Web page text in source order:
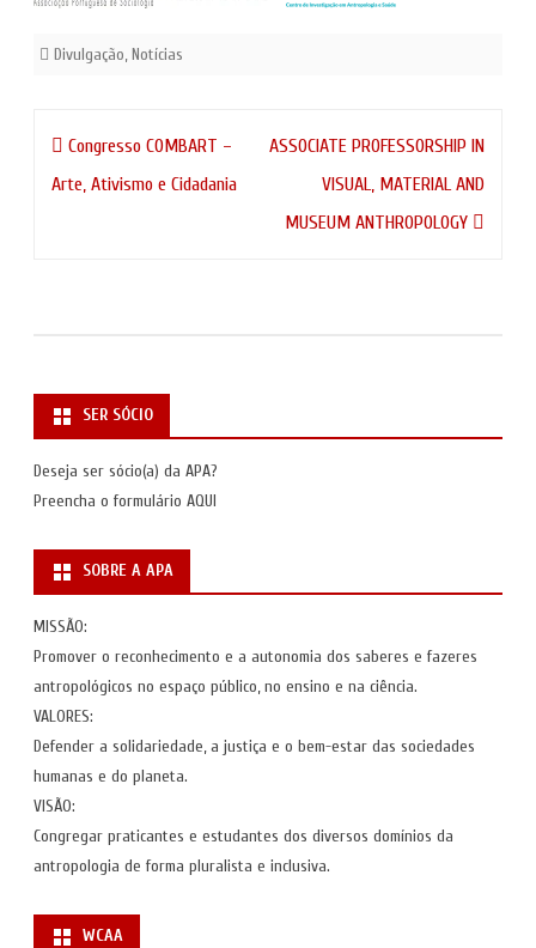
Divulgação,Notícias
Navegação
de
Congresso COMBART –
Arte, Ativismo e Cidadania
ASSOCIATE PROFESSORSHIP IN
VISUAL, MATERIAL AND
MUSEUM ANTHROPOLOGY
SER SÓCIO
Deseja ser sócio(a) da APA?
Preencha o formulário AQUI
SOBRE A APA
MISSÃO:
Promover o reconhecimento e a autonomia dos saberes e fazeres
antropológicos no espaço público, no ensino e na ciência.
VALORES:
Defender a solidariedade, a justiça e o bem-estar das sociedades
humanas e do planeta.
VISÃO:
Congregar praticantes e estudantes dos diversos domínios da
antropologia de forma pluralista e inclusiva.
WCAA